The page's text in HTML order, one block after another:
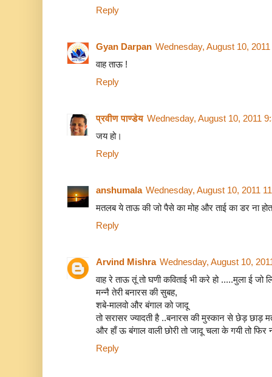
Reply
Gyan Darpan Wednesday, August 10,
वाह ताऊ !
Reply
प्रवीण पाण्डेय Wednesday, August 10, 2011
जय हो।
Reply
anshumala Wednesday, August 10, 2011
मतलब ये ताऊ की जो पैसे का मोह और ताई का डर ना
Reply
Arvind Mishra Wednesday, August 10,
वाह रे ताऊ तूं तो घणी कविताई भी करे हो .....मुला ई जो
मन्नै तेरी बनारस की सुबह,
शबे-मालवो और बंगाल को जादू
तो सरासर ज्यादती है ..बनारस की मुस्कान से छेड़ छाड़
और हाँ ऊ बंगाल वाली छोरी तो जादू चला के गयी तो
Reply